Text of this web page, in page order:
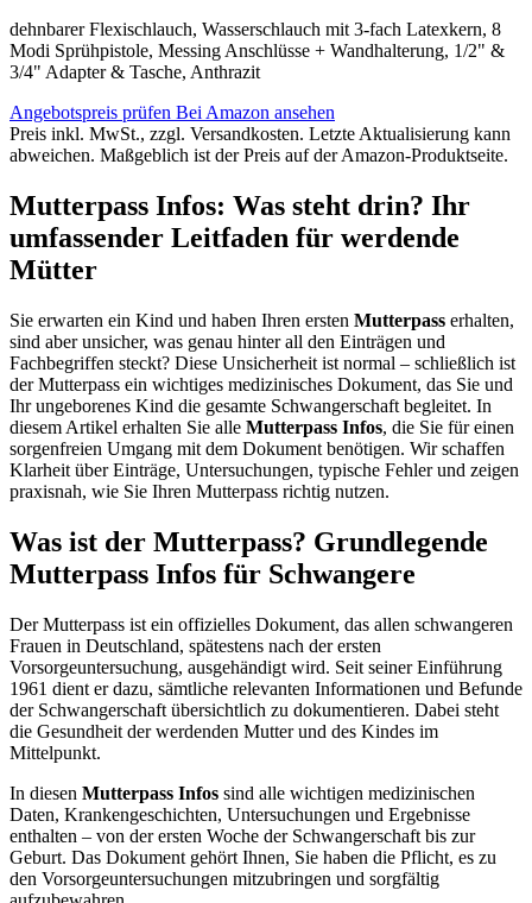
dehnbarer Flexischlauch, Wasserschlauch mit 3-fach Latexkern, 8
Modi Sprühpistole, Messing Anschlüsse + Wandhalterung, 1/2" &
3/4" Adapter & Tasche, Anthrazit
Angebotspreis prüfen Bei Amazon ansehen
Preis inkl. MwSt., zzgl. Versandkosten. Letzte Aktualisierung kann
abweichen. Maßgeblich ist der Preis auf der Amazon-Produktseite.
Mutterpass Infos: Was steht drin? Ihr
umfassender Leitfaden für werdende
Mütter
Sie erwarten ein Kind und haben Ihren ersten Mutterpass erhalten,
sind aber unsicher, was genau hinter all den Einträgen und
Fachbegriffen steckt? Diese Unsicherheit ist normal – schließlich ist
der Mutterpass ein wichtiges medizinisches Dokument, das Sie und
Ihr ungeborenes Kind die gesamte Schwangerschaft begleitet. In
diesem Artikel erhalten Sie alle Mutterpass Infos, die Sie für einen
sorgenfreien Umgang mit dem Dokument benötigen. Wir schaffen
Klarheit über Einträge, Untersuchungen, typische Fehler und zeigen
praxisnah, wie Sie Ihren Mutterpass richtig nutzen.
Was ist der Mutterpass? Grundlegende
Mutterpass Infos für Schwangere
Der Mutterpass ist ein offizielles Dokument, das allen schwangeren
Frauen in Deutschland, spätestens nach der ersten
Vorsorgeuntersuchung, ausgehändigt wird. Seit seiner Einführung
1961 dient er dazu, sämtliche relevanten Informationen und Befunde
der Schwangerschaft übersichtlich zu dokumentieren. Dabei steht
die Gesundheit der werdenden Mutter und des Kindes im
Mittelpunkt.
In diesen Mutterpass Infos sind alle wichtigen medizinischen
Daten, Krankengeschichten, Untersuchungen und Ergebnisse
enthalten – von der ersten Woche der Schwangerschaft bis zur
Geburt. Das Dokument gehört Ihnen, Sie haben die Pflicht, es zu
den Vorsorgeuntersuchungen mitzubringen und sorgfältig